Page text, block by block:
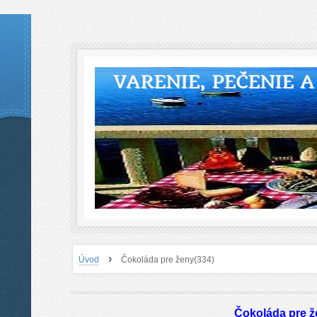
VARENIE, PEČENIE
Úvod › Čokoláda pre ženy(334)
Čokoláda pre